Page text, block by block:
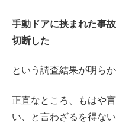
手動ドアに挟まれた事
切断した
という調査結果が明ら
正直なところ、もはや
い、と言わざるを得な